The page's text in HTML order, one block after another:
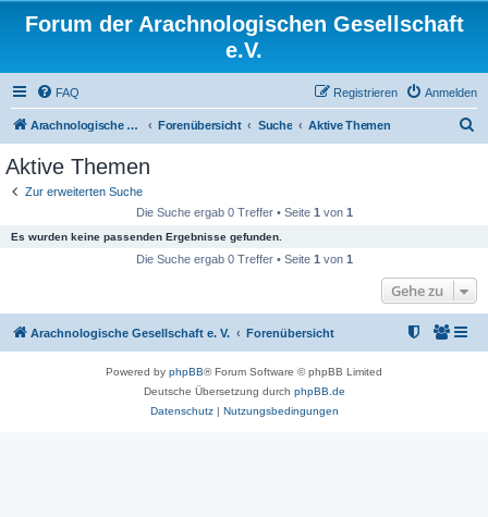
Forum der Arachnologischen Gesellschaft
e.V.
FAQ Anmelden
Registrieren
Arachnologische Gesellschaft e. V. Forenübersicht Suche Aktive Themen
Aktive Themen
Zur erweiterten Suche
Die Suche ergab 0 Treffer • Seite 1 von 1
Es wurden keine passenden Ergebnisse gefunden.
Die Suche ergab 0 Treffer • Seite 1 von 1
Gehe zu
Arachnologische Gesellschaft e. V. Forenübersicht
Powered by phpBB® Forum Software © phpBB Limited
Deutsche Übersetzung durch phpBB.de
Datenschutz| Nutzungsbedingungen